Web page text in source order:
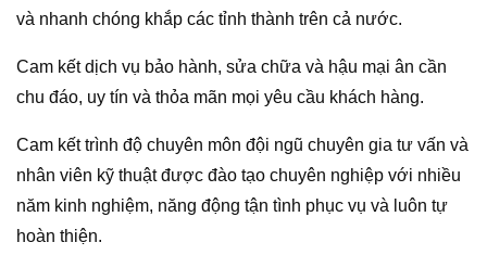
và nhanh chóng khắp các tỉnh thành trên cả nước.
Cam kết dịch vụ bảo hành, sửa chữa và hậu mại ân cần
chu đáo, uy tín và thỏa mãn mọi yêu cầu khách hàng.
Cam kết trình độ chuyên môn đội ngũ chuyên gia tư vấn và
nhân viên kỹ thuật được đào tạo chuyên nghiệp với nhiều
năm kinh nghiệm, năng động tận tình phục vụ và luôn tự
hoàn thiện.